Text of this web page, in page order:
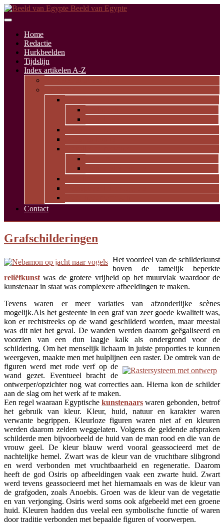
Beeld van Egypte
Home
Redactie
Hurkbeelden
Tijdslijn
Index artikelen A-Z
Contact
Grafschilderingen
Het voordeel van de schilderkunst
boven de tamelijk beperkte
reliëfkunst was de grotere vrijheid op het muurvlak waardoor de
kunstenaar in staat was complexere afbeeldingen te maken.
Tevens waren er meer variaties van afzonderlijke scènes
mogelijk.Als het gesteente in een graf van zeer goede kwaliteit was,
kon er rechtstreeks op de wand geschilderd worden, maar meestal
was dit niet het geval. De wanden werden daarom geëgaliseerd en
voorzien van een dun laagje kalk als ondergrond voor de
schildering. Om het menselijk lichaam in juiste proporties te kunnen
weergeven, maakte men met hulplijnen een raster. De omtrek van de
figuren werd met rode verf op de
wand gezet. Eventueel bracht de
ontwerper/opzichter nog wat correcties aan. Hierna kon de schilder
aan de slag om het werk af te maken.
Een regel waaraan Egyptische kunstenaars waren gebonden, betrof
het gebruik van kleur. Kleur, huid, natuur en karakter waren
verwante begrippen. Kleurloze figuren waren niet af en kleuren
werden daarom zelden weggelaten. Volgens de geldende afspraken
schilderde men bijvoorbeeld de huid van de man rood en die van de
vrouw geel. De kleur blauw werd vooral geassocieerd met de
nachtelijke hemel. Zwart was de kleur van de vruchtbare slibgrond
en werd verbonden met vruchtbaarheid en regeneratie. Daarom
heeft de god Osiris op afbeeldingen vaak een zwarte huid. Zwart
werd tevens geassocieerd met het hiernamaals en was de kleur van
de grafgoden, zoals Anoebis. Groen was de kleur van de vegetatie
en van verjonging. Osiris werd soms ook afgebeeld met een groene
huid. Kleuren hadden dus veelal een symbolische functie of waren
door traditie verbonden met bepaalde figuren of voorwerpen.